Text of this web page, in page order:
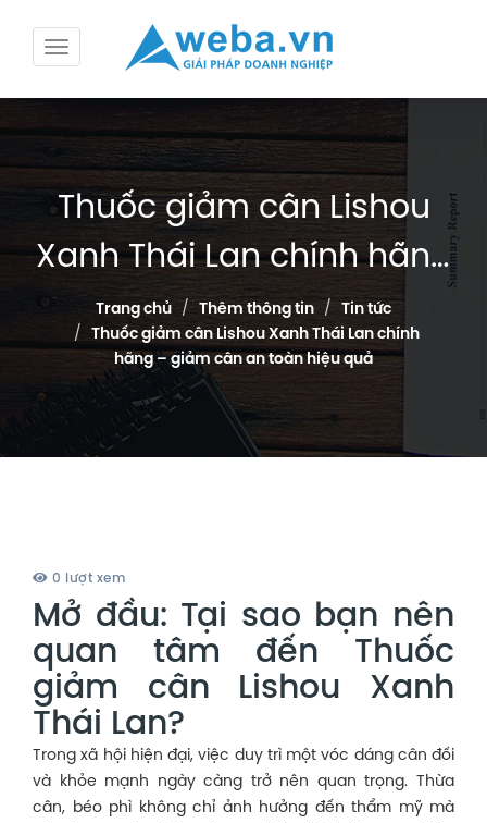
Thuốc giảm cân Lishou
Xanh Thái Lan chính hãng
– giảm cân an toàn hiệu
quả
Trang chủ Thêm thông tin
Tin tức
Thuốc giảm cân Lishou Xanh Thái Lan chính
hãng – giảm cân an toàn hiệu quả
0 lượt xem
Mở đầu: Tại sao bạn nên
quan tâm đến Thuốc
giảm cân Lishou Xanh
Thái Lan?
Trong xã hội hiện đại, việc duy trì một vóc dáng cân đối
và khỏe mạnh ngày càng trở nên quan trọng. Thừa
cân, béo phì không chỉ ảnh hưởng đến thẩm mỹ mà